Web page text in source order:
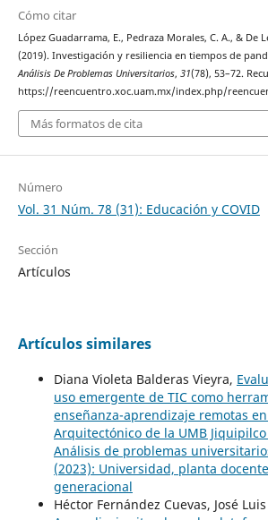
Cómo citar
López Guadarrama, E., Pedraza Morales, C. A., & De
(2019). Investigación y resiliencia en tiempos de
Análisis De Problemas Universitarios, 31(78), 53–72.
https://reencuentro.xoc.uam.mx/index.php/
Más formatos de cita
Número
Vol. 31 Núm. 78 (31): Educación y COVID
Sección
Artículos
Artículos similares
Diana Violeta Balderas Vieyra,
uso emergente de TIC como
enseñanza-aprendizaje remotas
Arquitectónico de la UMB Jiquipilco
Análisis de problemas
(2023): Universidad, planta
generacional
Héctor Fernández Cuevas, José